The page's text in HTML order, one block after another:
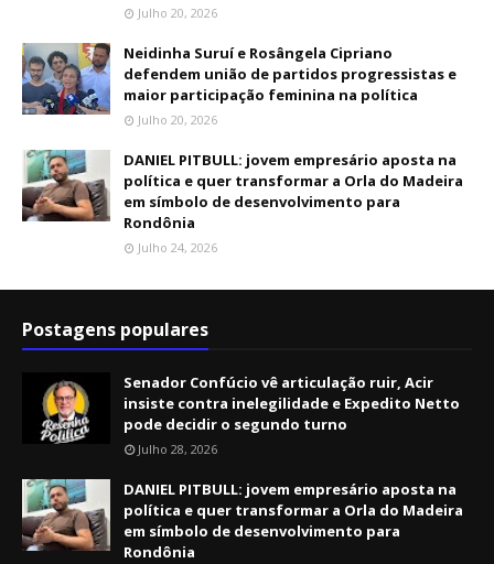
Julho 20, 2026
Neidinha Suruí e Rosângela Cipriano
defendem união de partidos progressistas e
maior participação feminina na política
Julho 20, 2026
DANIEL PITBULL: jovem empresário aposta na
política e quer transformar a Orla do Madeira
em símbolo de desenvolvimento para
Rondônia
Julho 24, 2026
Postagens populares
Senador Confúcio vê articulação ruir, Acir
insiste contra inelegilidade e Expedito Netto
pode decidir o segundo turno
Julho 28, 2026
DANIEL PITBULL: jovem empresário aposta na
política e quer transformar a Orla do Madeira
em símbolo de desenvolvimento para
Rondônia